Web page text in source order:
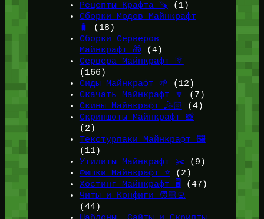
Рецепты Крафта 🪚 (1)
Сборки Модов Майнкрафт
🧳
(18)
Сборки Серверов
Майнкрафт 🎁 (4)
Сервера Майнкрафт 🛜
(166)
Сиды Майнкрафт 🌱
(12)
Скачать Майнкрафт 🔽
(7)
Скины Майнкрафт 🤹🏻
(4)
Скриншоты Майнкрафт 📸
(2)
Текстурпаки Майнкрафт 🖼️
(11)
Утилиты Майнкрафт ✂️ (9)
Фишки Майнкрафт ⭐(2)
Хостинг Майнкрафт 🖥️ (47)
Читы и Конфиги 🧑🏻‍💻
(44)